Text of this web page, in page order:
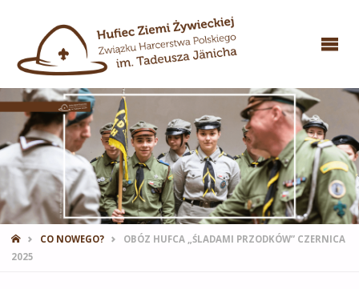
STRONA
GŁÓWNA
CO NOWEGO?
OBÓZ HUFCA „ŚLADAMI PRZODKÓW” CZERNICA
2025